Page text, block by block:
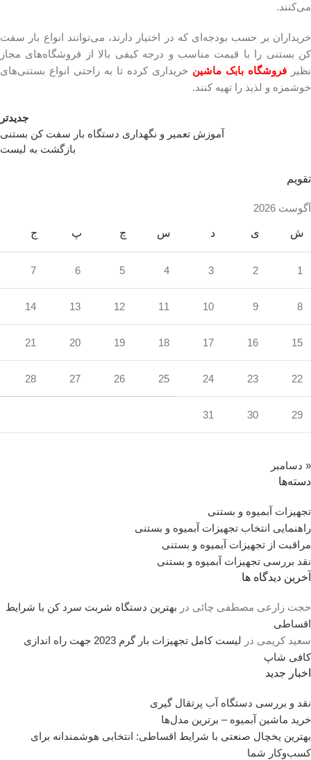
می‌کنند.
خریداران بر حسب بودجه‌ای که در اختیار دارند، می‌توانند انواع بار سفت
کن بستنی را با قیمت مناسب و درجه کیفی بالا از فروشگاه‌های مجاز
نظیر فروشگاه بابک ماشین خریداری کرده تا به راحتی انواع بستنی‌های
خوشمزه و لذیذ را تهیه کنند.
جدیدتر
آموزش تعمیر و نگهداری دستگاه‌ بار سفت کن بستنی
بازگشت به لیست
تقویم
آگوست 2026
ش ی د س چ پ ج
1
2
3
4
5
6
7
8
9
10
11
12
13
14
15
16
17
18
19
20
21
22
23
24
25
26
27
28
29
30
31
« دسامبر
دسته‌ها
تجهیزات آبمیوه و بستنی
راهنمایی انتخاب تجهیزات آبمیوه و بستنی
مراقبت از تجهیزات آبمیوه و بستنی
نقد بررسی تجهیزات آبمیوه و بستنی
آخرین دیدگاه ها
حجت زارعی مصطفی چائی در بهترین دستگاه شربت سرد کن با شرایط
اقساطی
سعید کریمی در
لیست کامل تجهیزات بار گرم 2023 جهت راه اندازی
کافی شاپ
اخبار جدید
نقد و بررسی دستگاه آب پرتقال گیری
خرید ماشین آبمیوه – برترین مدل‌ها
بهترین یخچال صنعتی با شرایط اقساطی: انتخابی هوشمندانه برای
کسب‌وکار شما